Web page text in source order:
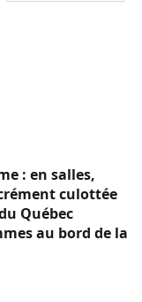
: en salles,
culottée
Québec
au bord de la